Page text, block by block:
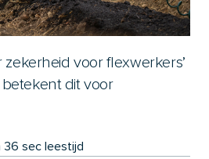
zekerheid voor flexwerkers’
dit voor
36 sec leestijd